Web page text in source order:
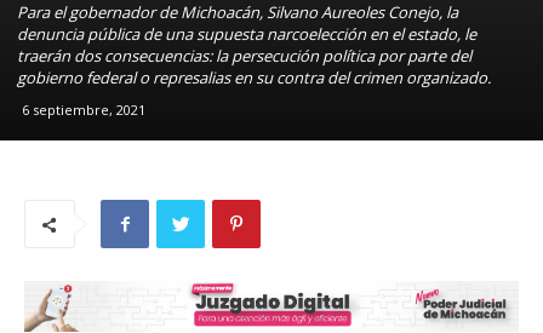
Para el gobernador de Michoacán, Silvano Aureoles Conejo, la
denuncia pública de una supuesta narcoelección en el estado, le
traerán dos consecuencias: la persecución política por parte del
gobierno federal o represalias en su contra del crimen organizado.
6 septiembre, 2021